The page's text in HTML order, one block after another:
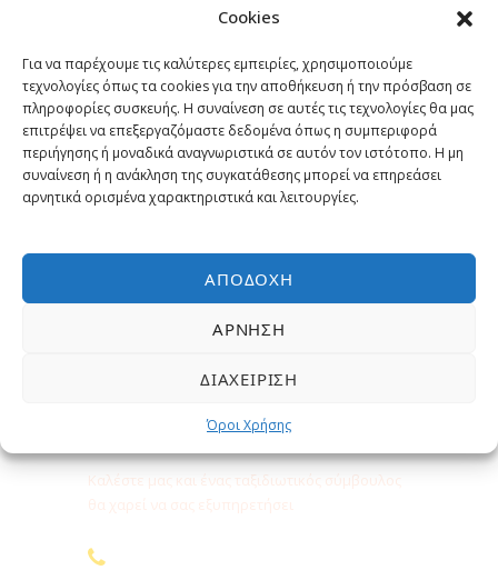
Cookies
Για να παρέχουμε τις καλύτερες εμπειρίες, χρησιμοποιούμε
τεχνολογίες όπως τα cookies για την αποθήκευση ή την πρόσβαση σε
πληροφορίες συσκευής. Η συναίνεση σε αυτές τις τεχνολογίες θα μας
επιτρέψει να επεξεργαζόμαστε δεδομένα όπως η συμπεριφορά
περιήγησης ή μοναδικά αναγνωριστικά σε αυτόν τον ιστότοπο. Η μη
συναίνεση ή η ανάκληση της συγκατάθεσης μπορεί να επηρεάσει
αρνητικά ορισμένα χαρακτηριστικά και λειτουργίες.
ΑΠΟΔΟΧΉ
ΆΡΝΗΣΗ
ΔΙΑΧΕΊΡΙΣΗ
Όροι Χρήσης
Γιατί να κάνετε κράτηση με μας?
Εγγυημένα η χαμηλότερη τιμή
Έμπειροι Ταξιδιωτικοί σύμβουλοι
Επιλεγμένες εκδρομές και
Δωρεάν Υπηρεσίες
Χρειάζεστε βοήθεια;
Καλέστε μας και ένας ταξιδιωτικός σύμβουλος